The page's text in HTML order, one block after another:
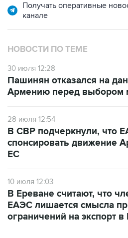
Получать оперативные
канале
НОВОСТИ ПО ТЕМЕ
30 июля 12:28
Пашинян отказался на
Армению перед выбором
28 июля 12:54
В СВР подчеркнули, что
спонсировать движение
ЕС
10 июля 12:03
В Ереване считают, что
ЕАЭС лишается смысла
ограничений на экспорт